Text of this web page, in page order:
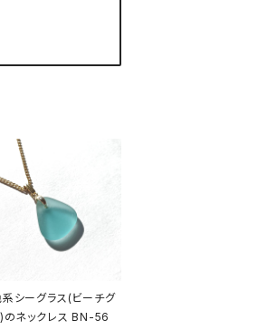
シーグラス(ビーチグ
)のネックレス BN-56